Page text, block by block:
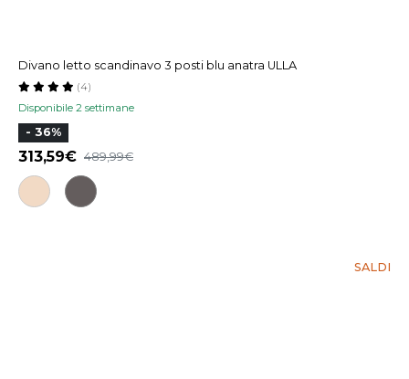
Divano letto scandinavo 3 posti blu anatra ULLA
Disponibile 2 settimane
(4)
- 36%
313,59 489,99
SALDI